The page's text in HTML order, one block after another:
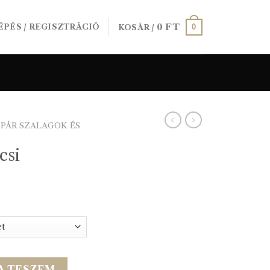
/ REGISZTRÁCIÓ KOSÁR / 0FT 0
SZALAGOK ÉS